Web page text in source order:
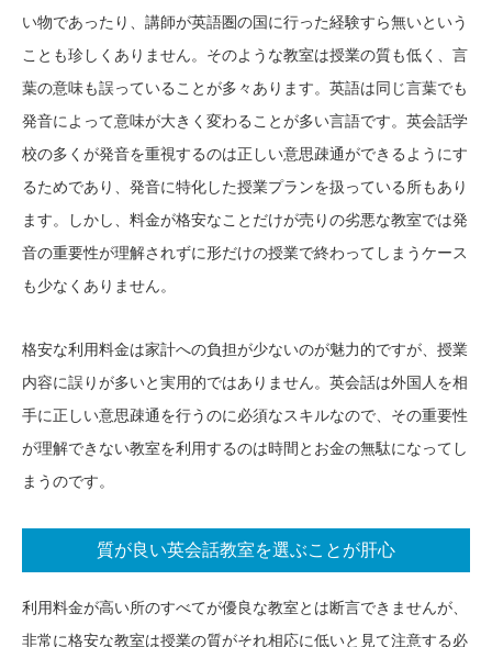
い物であったり、講師が英語圏の国に行った経験すら無いという
ことも珍しくありません。そのような教室は授業の質も低く、言
葉の意味も誤っていることが多々あります。英語は同じ言葉でも
発音によって意味が大きく変わることが多い言語です。英会話学
校の多くが発音を重視するのは正しい意思疎通ができるようにす
るためであり、発音に特化した授業プランを扱っている所もあり
ます。しかし、料金が格安なことだけが売りの劣悪な教室では発
音の重要性が理解されずに形だけの授業で終わってしまうケース
も少なくありません。
格安な利用料金は家計への負担が少ないのが魅力的ですが、授業
内容に誤りが多いと実用的ではありません。英会話は外国人を相
手に正しい意思疎通を行うのに必須なスキルなので、その重要性
が理解できない教室を利用するのは時間とお金の無駄になってし
まうのです。
質が良い英会話教室を選ぶことが肝心
利用料金が高い所のすべてが優良な教室とは断言できませんが、
非常に格安な教室は授業の質がそれ相応に低いと見て注意する必